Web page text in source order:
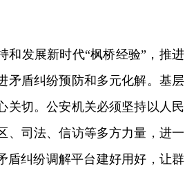
和发展新时代“枫桥经验”，推进
矛盾纠纷预防和多元化解。基层
关切。公安机关必须坚持以人民
、司法、信访等多方力量，进一
盾纠纷调解平台建好用好，让群